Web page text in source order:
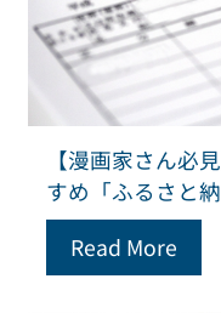
【漫画家さん必
すめ「ふるさと納
Read More